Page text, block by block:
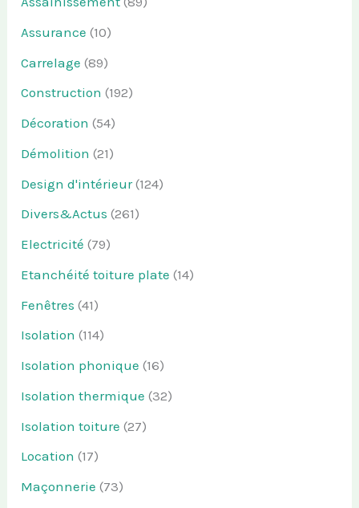
Assurance (10)
Carrelage (89)
Construction (192)
Décoration (54)
Démolition (21)
Design d'intérieur(124)
Divers&Actus (261)
Electricité (79)
Etanchéité toiture plate (14)
Fenêtres (41)
Isolation (114)
Isolation phonique (16)
Isolation thermique (32)
Isolation toiture (27)
Location (17)
Maçonnerie (73)